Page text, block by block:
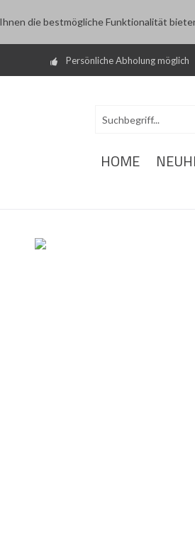
die bestmögliche Funktionalität
Persönliche Abholung möglich
HOME